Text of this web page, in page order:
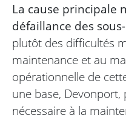
La cause principale
défaillance des
plutôt des difficultés
maintenance et au
opérationnelle de
une base, Devonport,
nécessaire à la